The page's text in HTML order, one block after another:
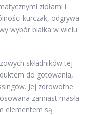
ziołami i
kurczak, odgrywa
wybór białka w wielu
składników tej
do gotowania,
Jej zdrowotne
zamiast masła
elementem są